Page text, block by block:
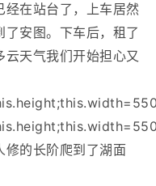
经在站台了，上车居然
安图。下车后，租了
天气我们开始担心又
修的长阶爬到了湖面